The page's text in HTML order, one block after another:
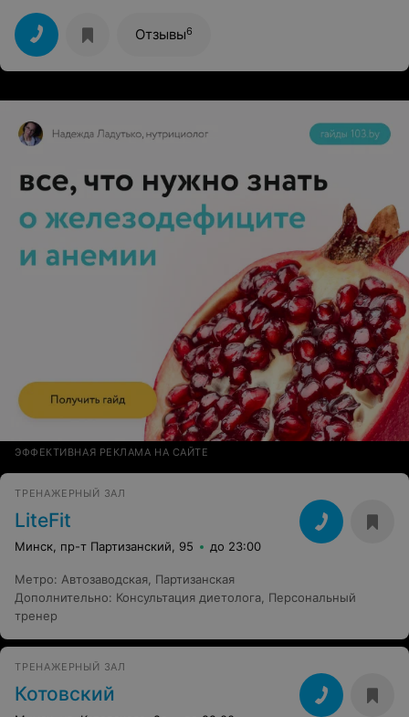
Отзывы6
ЭФФЕКТИВНАЯ РЕКЛАМА НА САЙТЕ
ТРЕНАЖЕРНЫЙ ЗАЛ
LiteFit
Минск, пр-т Партизанский, 95 до 23:00
Метро: Автозаводская, Партизанская
Дополнительно: Консультация диетолога, Персональный
тренер
ТРЕНАЖЕРНЫЙ ЗАЛ
Котовский